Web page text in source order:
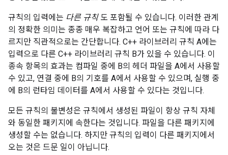
규칙의 입력에는 다른 규칙도 포함될 수 있습니다. 이러한 관계
의 정확한 의미는 종종 매우 복잡하고 언어 또는 규칙에 따라 다
르지만 직관적으로는 간단합니다. C++ 라이브러리 규칙 A에는
입력으로 다른 C++ 라이브러리 규칙 B가 있을 수 있습니다. 이
종속 항목의 효과는 컴파일 중에 B의 헤더 파일을 A에서 사용할
수 있고, 연결 중에 B의 기호를 A에서 사용할 수 있으며, 실행 중
에 B의 런타임 데이터를 A에서 사용할 수 있다는 것입니다.
모든 규칙의 불변성은 규칙에서 생성된 파일이 항상 규칙 자체
와 동일한 패키지에 속한다는 것입니다. 파일을 다른 패키지에
생성할 수는 없습니다. 하지만 규칙의 입력이 다른 패키지에서
오는 것은 드문 일이 아닙니다.